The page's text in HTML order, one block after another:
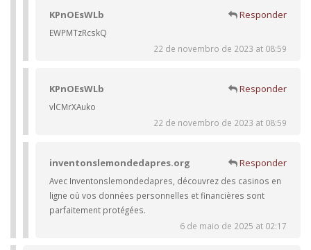
KPnOEsWLb Responder
EWPMTzRcskQ
22 de novembro de 2023 at 08:59
KPnOEsWLb Responder
vlCMrXAuko
22 de novembro de 2023 at 08:59
inventonslemondedapres.org Responder
Avec Inventonslemondedapres, découvrez des casinos en
ligne où vos données personnelles et financières sont
parfaitement protégées.
6 de maio de 2025 at 02:17